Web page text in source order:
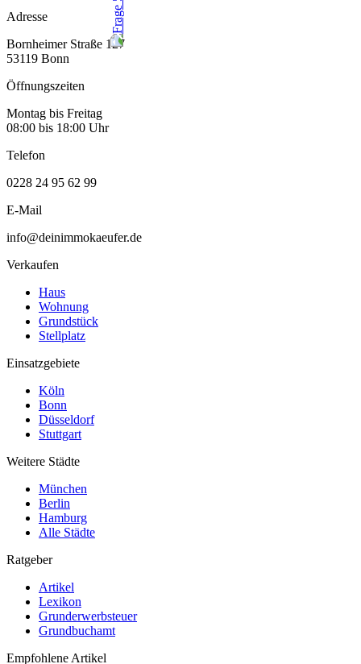
Adresse
Bornheimer Straße 127
53119 Bonn
Öffnungszeiten
Montag bis Freitag
08:00 bis 18:00 Uhr
Telefon
0228 24 95 62 99
E-Mail
info@deinimmokaeufer.de
Verkaufen
Haus
Wohnung
Grundstück
Stellplatz
Einsatzgebiete
Köln
Bonn
Düsseldorf
Stuttgart
Weitere Städte
München
Berlin
Hamburg
Alle Städte
Ratgeber
Artikel
Lexikon
Grunderwerbsteuer
Grundbuchamt
Empfohlene Artikel